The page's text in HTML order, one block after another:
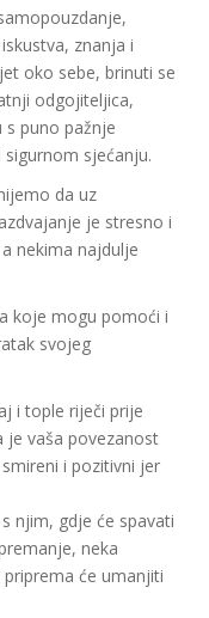
znanja i
oko sebe, brinuti se
odgojiteljica,
puno pažnje
sjećanju.
da uz
je stresno i
nekima najdulje
koje mogu pomoći i
svojeg
i tople riječi prije
je vaša povezanost
i pozitivni jer
njim, gdje će spavati
neka
će umanjiti